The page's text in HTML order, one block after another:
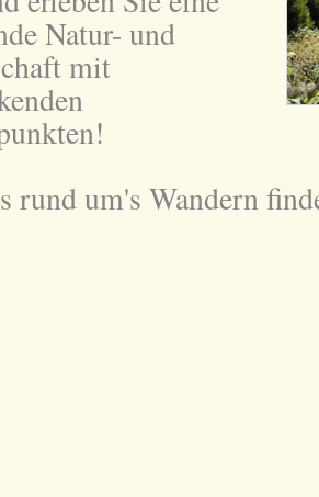
Natur- und
mit
rund um's Wandern